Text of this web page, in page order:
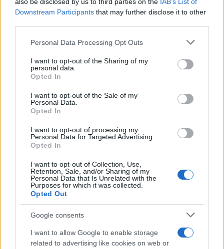
Downstream Participants that may further disclose it to other
Please note that this website/app uses one or more Google
not limited to your visit or usage behaviour. You may click to
grant or deny consent to Google and its third-party tags to
use your data for below specified purposes in below Google
consent section.
Personal Data Processing Opt Outs
I want to opt-out of the Sharing of my
personal data.
Opted In
I want to opt-out of the Sale of my
Personal Data.
Opted In
I want to opt-out of processing my
Personal Data for Targeted Advertising.
Opted In
I want to opt-out of Collection, Use,
Retention, Sale, and/or Sharing of my
Personal Data that Is Unrelated with the
Purposes for which it was collected.
Opted Out
Google consents
I want to allow Google to enable storage
related to advertising like cookies on web or
Για να περάσουμε στο ζουμί, οι νικητές προέκυψαν
από το script της εφαρμογής που χρησιμοποιήσαμε,
και κερδίζουν από ένα Steam Code για το καλύτερο
of the Samurai, είναι οι:
Kostas Stamboulidis
Giannis Katras
Θεόδωρος Κουμαδίτης